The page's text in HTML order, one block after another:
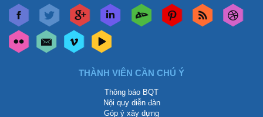
THÀNH VIÊN CẦN CHÚ Ý
Thông báo BQT
Nội quy diễn đàn
Góp ý xây dựng